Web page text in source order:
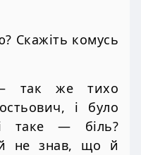
Скажіть комусь
же тихо
і було
таке — біль?
не знав, що й